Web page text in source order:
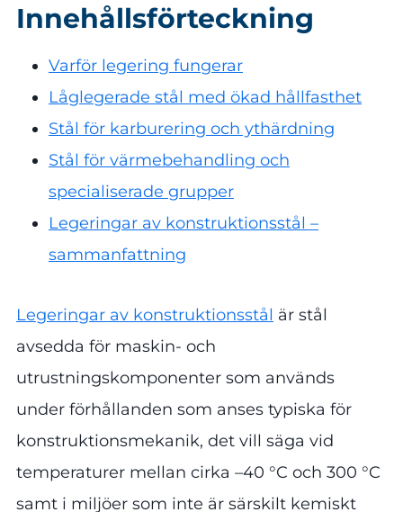
Innehållsförteckning
Varför legering fungerar
Låglegerade stål med ökad hållfasthet
Stål för karburering och ythärdning
Stål för värmebehandling och
specialiserade grupper
Legeringar av konstruktionsstål –
sammanfattning
Legeringar av konstruktionsstål är stål
avsedda för maskin- och
utrustningskomponenter som används
under förhållanden som anses typiska för
konstruktionsmekanik, det vill säga vid
temperaturer mellan cirka –40 °C och 300 °C
samt i miljöer som inte är särskilt kemiskt